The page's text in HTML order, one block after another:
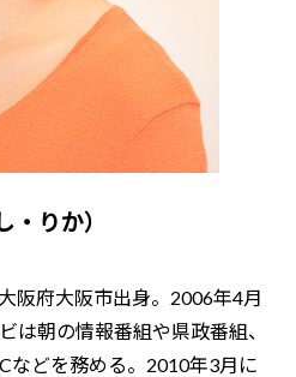
・りか）
阪府大阪市出身。2006年4月
は朝の情報番組や県政番組、
などを務める。2010年3月に